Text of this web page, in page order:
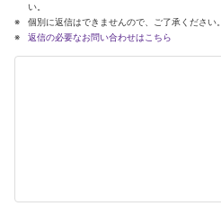
い。
個別に返信はできませんので、ご了承ください。
返信の必要なお問い合わせはこちら